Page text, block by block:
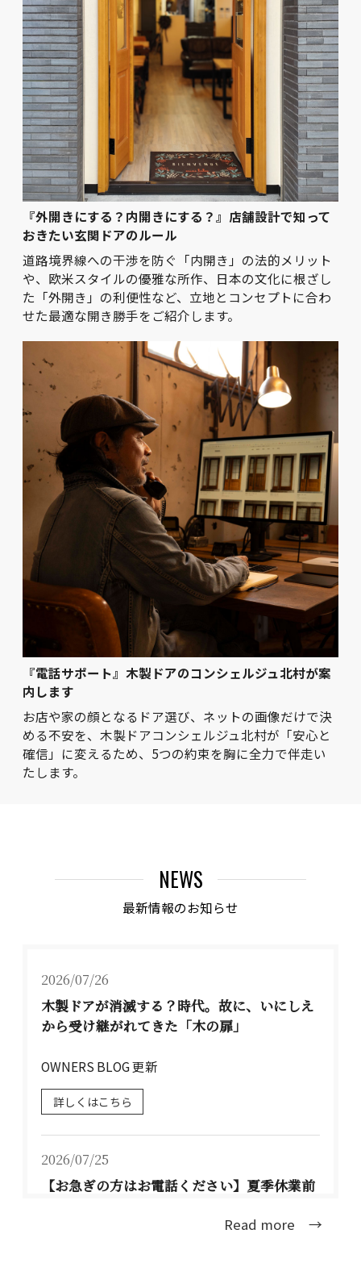
『外開きにする？内開きにする？』店舗設計で知って
おきたい玄関ドアのルール
道路境界線への干渉を防ぐ「内開き」の法的メリット
や、欧米スタイルの優雅な所作、日本の文化に根ざし
た「外開き」の利便性など、立地とコンセプトに合わ
せた最適な開き勝手をご紹介します。
『電話サポート』木製ドアのコンシェルジュ北村が案
内します
お店や家の顔となるドア選び、ネットの画像だけで決
める不安を、木製ドアコンシェルジュ北村が「安心と
確信」に変えるため、5つの約束を胸に全力で伴走い
たします。
NEWS
最新情報のお知らせ
2026/07/26
木製ドアが消滅する？時代。故に、いにしえ
から受け継がれてきた「木の扉」
OWNERS BLOG 更新
詳しくはこちら
2026/07/25
【お急ぎの方はお電話ください】夏季休業前
Read more →